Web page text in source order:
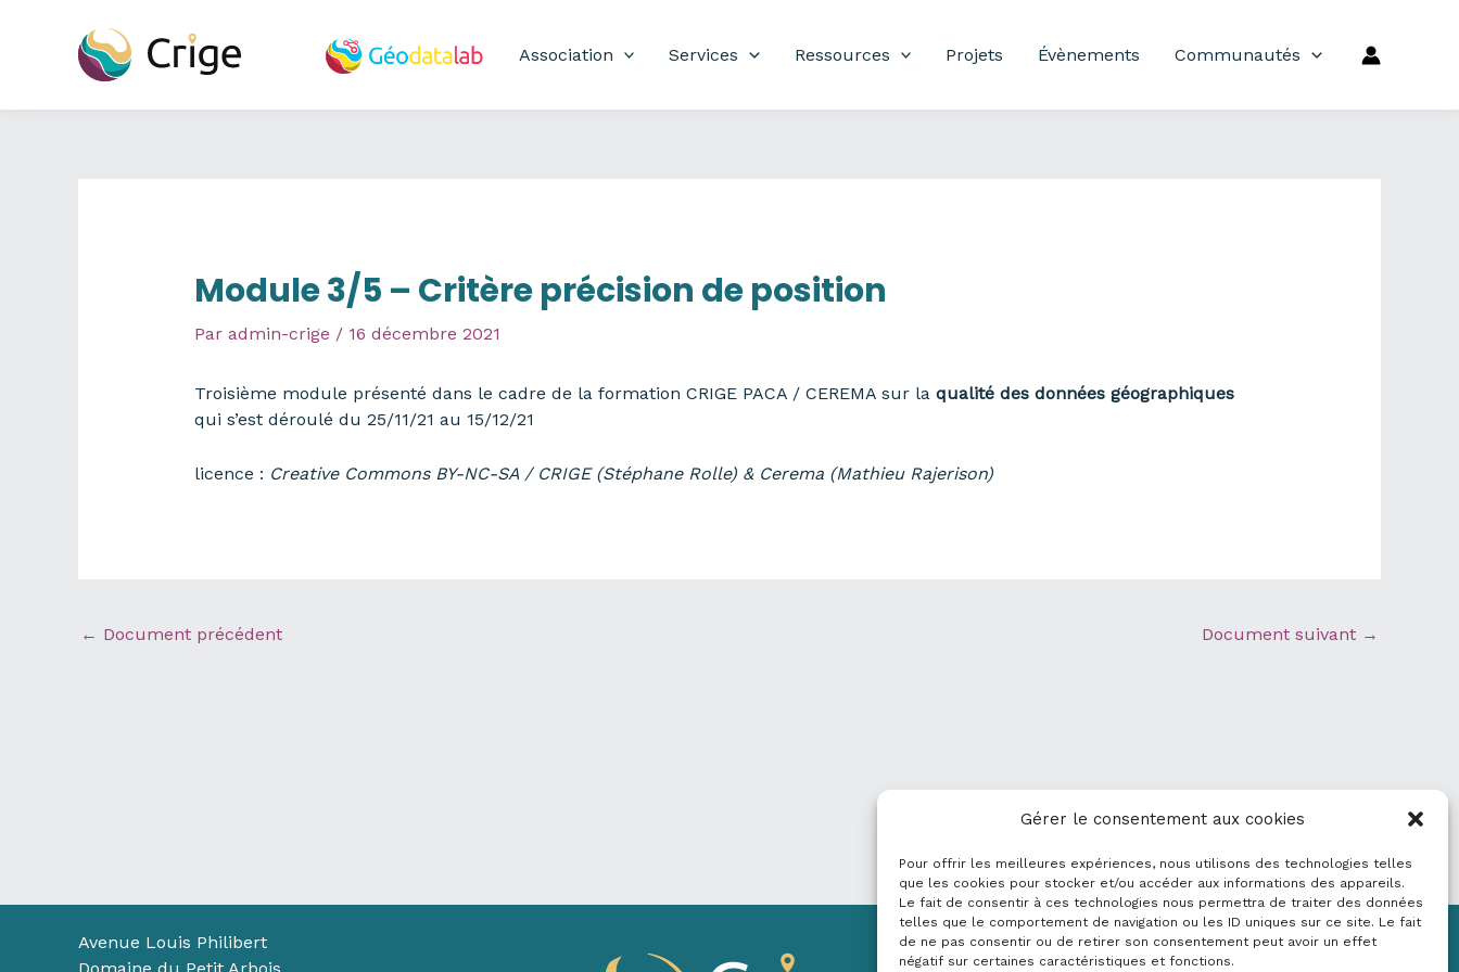
Gérer le consentement aux cookies
Pour offrir les meilleures expériences, nous utilisons des technologies telles
que les cookies pour stocker et/ou accéder aux informations des appareils.
Le fait de consentir à ces technologies nous permettra de traiter des données
telles que le comportement de navigation ou les ID uniques sur ce site. Le fait
de ne pas consentir ou de retirer son consentement peut avoir un effet
négatif sur certaines caractéristiques et fonctions.
Association Services Ressources Projets Évènements Communautés
Module 3/5 – Critère précision de position
Par admin-crige / 16 décembre 2021
Troisième module présenté dans le cadre de la formation CRIGE PACA / CEREMA sur la qualité des données géographiques
qui s’est déroulé du 25/11/21 au 15/12/21
licence : CreativeCommons BY-NC-SA / CRIGE (Stéphane Rolle) & Cerema(Mathieu Rajerison)
← Document précédent Document suivant →
Avenue Louis Philibert
Mentions légales